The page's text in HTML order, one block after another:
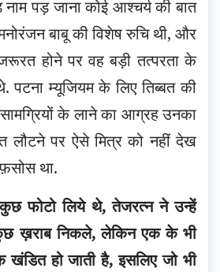
पड़ जाना कोई आश्चर्य की बात
बाबू की विशेष रुचि थी, और
होने पर वह बड़ी तत्परता के
पटना म्यूजियम के लिए तिब्बत की
के लाने का आग्रह उनका
लौटने पर ऐसे मित्र को नहीं देख
था.
फोटो लिये थे, तेजरत्न ने उन्हें
ख़राब निकले, लेकिन एक के भी
हो जाती है, इसलिए जो भी